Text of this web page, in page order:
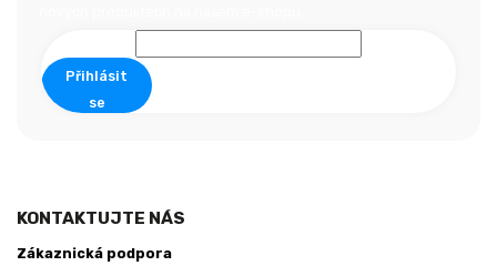
Přihlásit
se
KONTAKTUJTE NÁS
Zákaznická podpora